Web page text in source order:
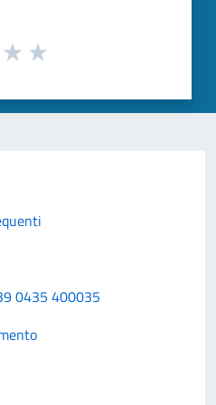
0435 400035